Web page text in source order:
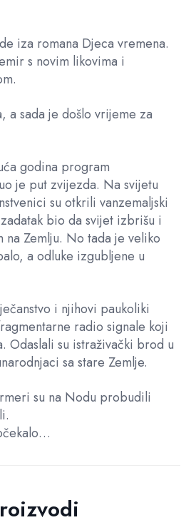
iza romana Djeca vremena.
s novim likovima i
a sada je došlo vrijeme za
godina program
je put zvijezda. Na svijetu
su otkrili vanzemaljski
bio da svijet izbrišu i
na Zemlju. No tada je veliko
a odluke izgubljene u
i njihovi paukoliki
radio signale koji
Odaslali su istraživački brod u
sa stare Zemlje.
su na Nodu probudili